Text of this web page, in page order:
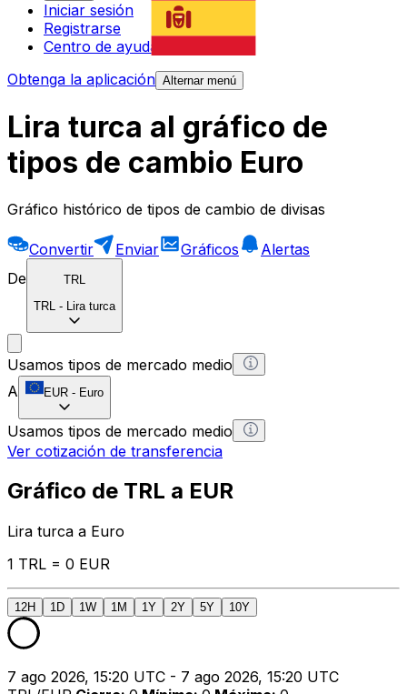
Iniciar sesión
Registrarse
Centro de ayuda
Obtenga la aplicación Alternar menú
Lira turca al gráfico de
tipos de cambio Euro
Gráfico histórico de tipos de cambio de divisas
Convertir Enviar Gráficos
Alertas
De
TRL
TRL - Lira turca
Usamos tipos de mercado medio
A
EUR - Euro
Usamos tipos de mercado medio
Ver cotización de transferencia
Gráfico de TRL a EUR
Lira turca a Euro
1 TRL = 0 EUR
12H 1D 1W 1M 1Y 2Y 5Y 10Y
7 ago 2026, 15:20 UTC - 7 ago 2026, 15:20 UTC